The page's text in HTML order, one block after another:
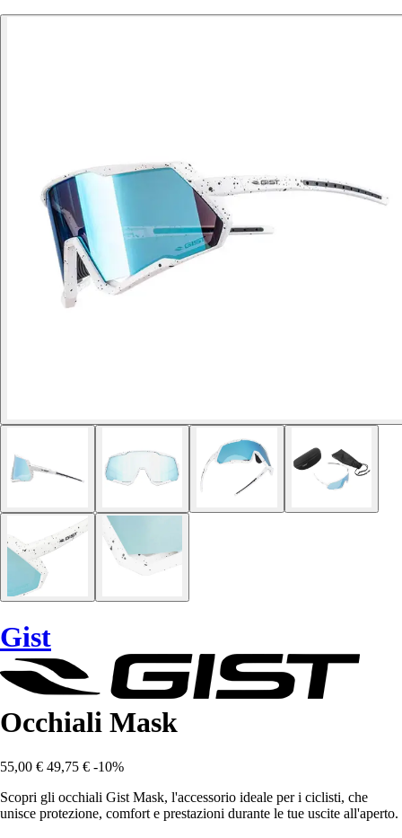
Gist
Occhiali Mask
55,00 € 49,75 € -10%
Scopri gli occhiali Gist Mask, l'accessorio ideale per i ciclisti, che
unisce protezione, comfort e prestazioni durante le tue uscite all'aperto.